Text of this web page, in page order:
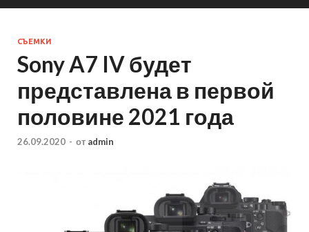
СЪЕМКИ
Sony A7 IV будет
представлена в первой
половине 2021 года
26.09.2020 - от admin